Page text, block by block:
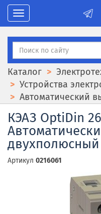
Toggle navigation
Каталог
Устройства
Автоматический
КЭАЗ OptiDin
двухполюсный
Артикул 0216061